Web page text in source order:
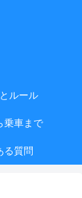
ルール
乗車まで
る質問